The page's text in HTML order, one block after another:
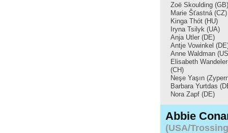
Zoë Skoulding (GB)
Marie Šťastná (CZ)
Kinga Thót (HU)
Iryna Tsilyk (UA)
Anja Utler (DE)
Antje Vowinkel
Anne Waldman
Elisabeth
(CH)
Neşe Yaşın
Barbara Yurtdas
Nora Zapf (DE)
Abbie
(USA/